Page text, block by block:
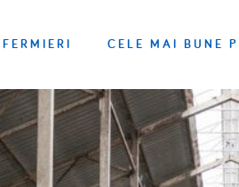
FERMIERI CELE MAI BUNE